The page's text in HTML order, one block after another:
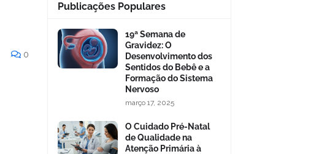
0
Publicações Populares
19ª Semana de
Gravidez: O
Desenvolvimento dos
Sentidos do Bebê e a
Formação do Sistema
Nervoso
março 17, 2025
O Cuidado Pré-Natal
de Qualidade na
Atenção Primária à